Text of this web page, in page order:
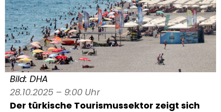
Bild: DHA
28.10.2025 – 9:00 Uhr
Der türkische Tourismussektor zeigt sich